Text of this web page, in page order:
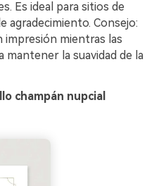
Es ideal para sitios de
agradecimiento. Consejo:
impresión mientras las
mantener la suavidad de la
champán nupcial